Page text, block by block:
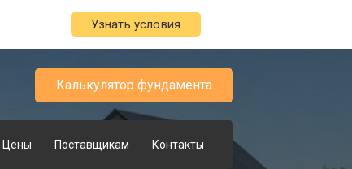
Узнать условия
Калькулятор фундамента
Цены Поставщикам Контакты